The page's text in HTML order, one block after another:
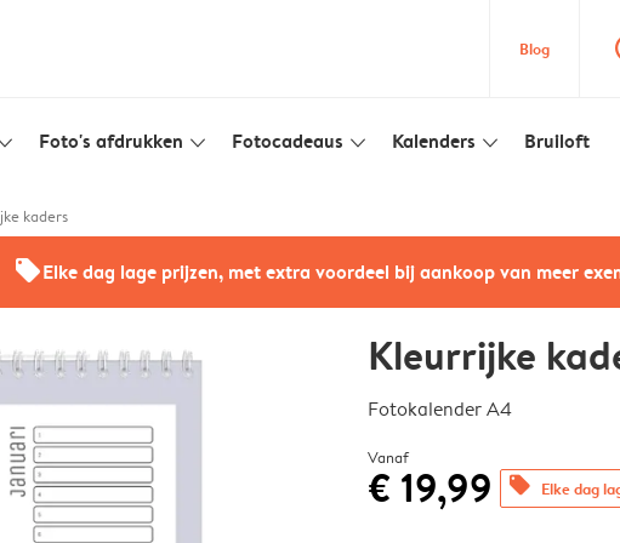
Blog
Foto's afdrukken slim_arrow_down Fotocadeaus slim_arrow_down Kalenders slim_arrow_down Bruiloft
kaders
offersElke dag lage prijzen, met extra voordeel bij aankoop van meer
Kleurrijke
Fotokalender A4
Vanaf
€ 19,99 offers Elke dag